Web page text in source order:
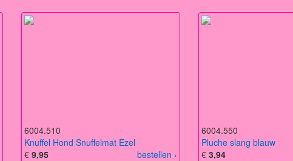
6004.510
Knuffel Hond Snuffelmat Ezel
bestellen ›
€ 9,95
6004.550
Pluche slang blauw
€3,94